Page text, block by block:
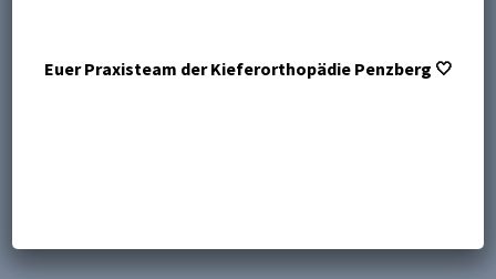
Euer Praxisteam der Kieferorthopädie Penzberg 🤍